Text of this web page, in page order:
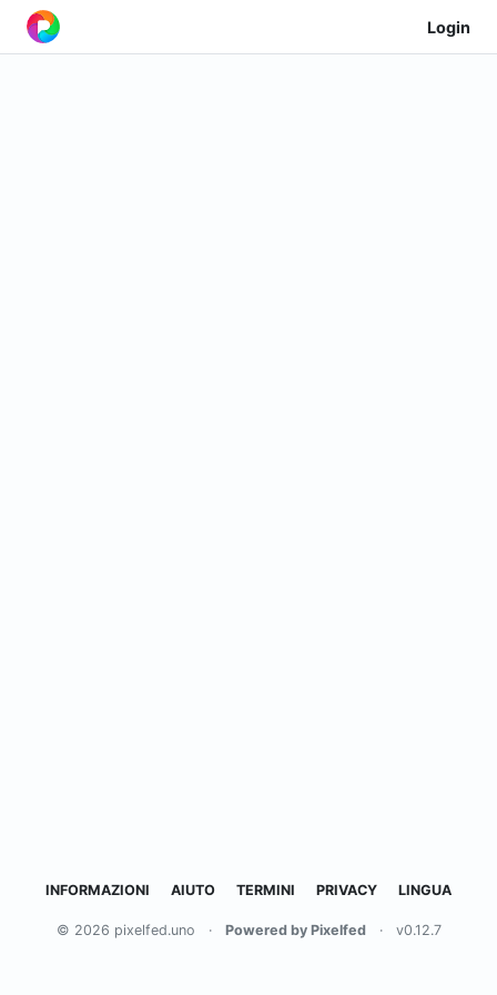
Login
INFORMAZIONI AIUTO TERMINI PRIVACY LINGUA
© 2026 pixelfed.uno · Powered by Pixelfed · v0.12.7